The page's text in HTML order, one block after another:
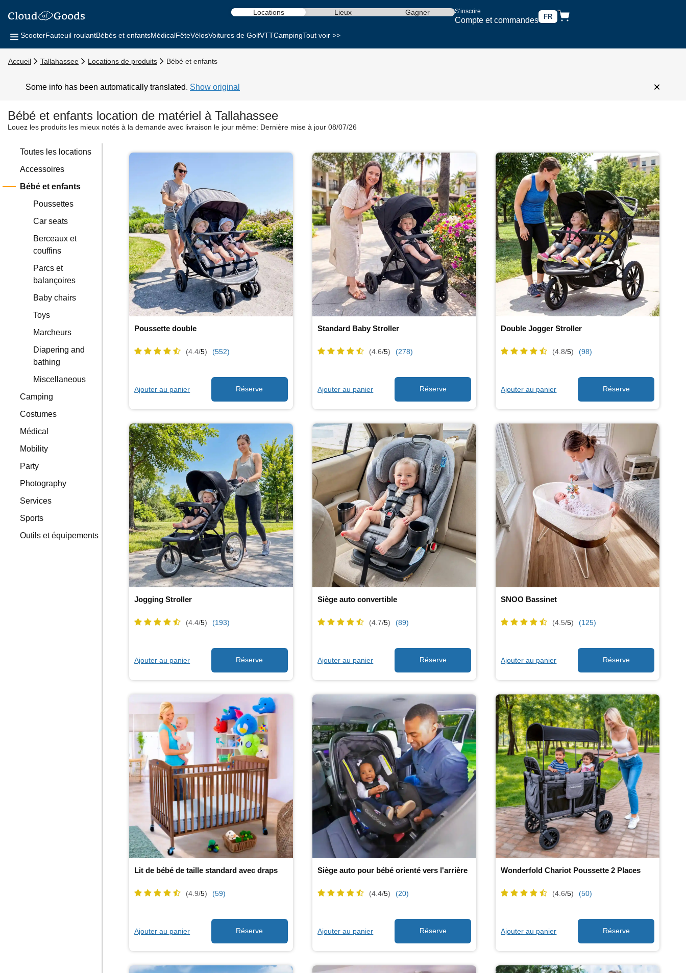
S’inscrire
Compte et commandes FR
Locations Lieux Gagner
ScooterFauteuil roulantBébés et enfantsMédicalFêteVélosVoitures de GolfVTTCampingTout voir >>
Accueil Tallahassee Locations de produits Bébé et enfants
Some info has been automatically translated. Show original ×
Bébé et enfants location de matériel à Tallahassee
Louez les produits les mieux notés à la demande avec livraison le jour même: Dernière mise à jour 08/07/26
Toutes les locations
Accessoires
Bébé et enfants
Poussettes
Car seats
Berceaux et
couffins
Parcs et
balançoires
Baby chairs
Toys
Marcheurs
Diapering and
bathing
Miscellaneous
Camping
Costumes
Médical
Mobility
Party
Photography
Services
Sports
Outils et équipements
Poussette double
(4.4/5) (552)
Ajouter au panier
Standard Baby Stroller
(4.6/5) (278)
Ajouter au panier
Double Jogger Stroller
(4.8/5) (98)
Ajouter au panier
Jogging Stroller
(4.4/5) (193)
Ajouter au panier
Siège auto convertible
(4.7/5) (89)
Ajouter au panier
SNOO Bassinet
(4.5/5) (125)
Ajouter au panier
Lit de bébé de taille standard avec draps
(4.9/5) (59)
Ajouter au panier
Siège auto pour bébé orienté vers l'arrière
(4.4/5) (20)
Ajouter au panier
Wonderfold Chariot Poussette 2 Places
(4.6/5) (50)
Ajouter au panier